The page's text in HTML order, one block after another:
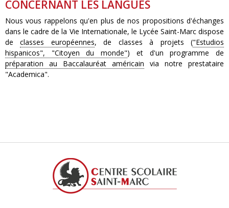
CONCERNANT LES LANGUES
Nous vous rappelons qu'en plus de nos propositions d'échanges
dans le cadre de la Vie Internationale, le Lycée Saint-Marc dispose
declasses européennes, de classes à projets ("Estudios
hispanicos", "Citoyen du monde") et d'un programme de
préparation au Baccalauréat américain via notre prestataire
"Academica".